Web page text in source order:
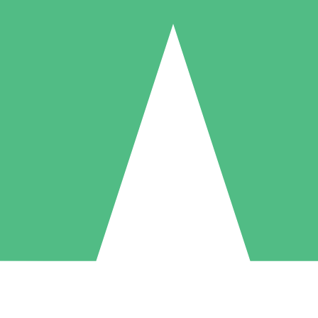
Individuele Creditpakketten
per gebruik met downloadtegoeden. Geen maandelijkse verplichting
5 Downloaden
US$